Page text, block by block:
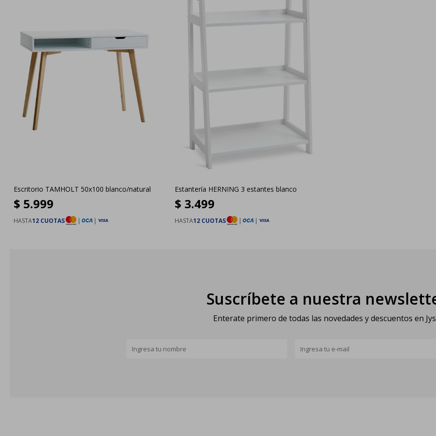
Escritorio TAMHOLT 50x100 blanco/natural
$ 5.999
HASTA12 CUOTAS | |
Estantería HERNING 3 estantes blanco
$ 3.499
HASTA12 CUOTAS | |
Suscríbete a nuestra
Enterate primero de todas las novedades y descuentos en